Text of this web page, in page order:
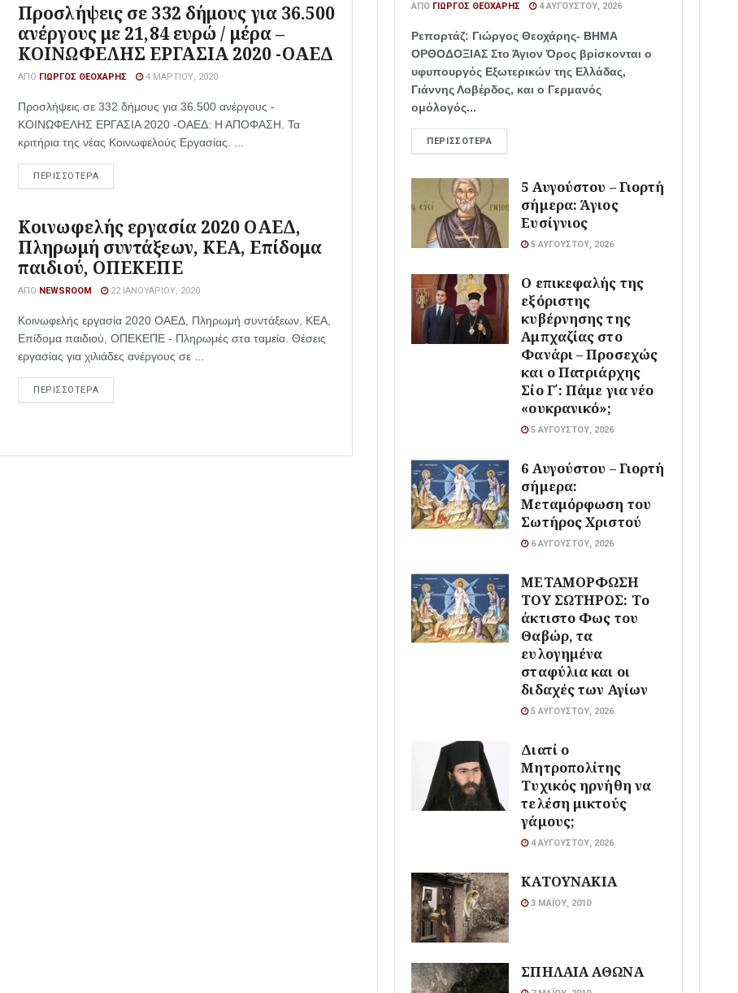
Προσλήψεις σε 332 δήμους για 36.500
ανέργους με 21,84 ευρώ / μέρα –
ΚΟΙΝΩΦΕΛΗΣ ΕΡΓΑΣΙΑ 2020 -ΟΑΕΔ
ΑΠΌ ΓΙΏΡΓΟΣ ΘΕΟΧΆΡΗΣ 4 ΜΑΡΤΊΟΥ, 2020
Προσλήψεις σε 332 δήμους για 36.500 ανέργους -
ΚΟΙΝΩΦΕΛΗΣ ΕΡΓΑΣΙΑ 2020 -ΟΑΕΔ: Η ΑΠΟΦΑΣΗ. Τα
κριτήρια της νέας Κοινωφελούς Εργασίας. ...
ΠΕΡΙΣΣΟΤΕΡΑ
Κοινωφελής εργασία 2020 ΟΑΕΔ,
Πληρωμή συντάξεων, ΚΕΑ, Επίδομα
παιδιού, ΟΠΕΚΕΠΕ
ΑΠΌ NEWSROOM 22 ΙΑΝΟΥΑΡΊΟΥ, 2020
Κοινωφελής εργασία 2020 ΟΑΕΔ, Πληρωμή συντάξεων, ΚΕΑ,
Επίδομα παιδιού, ΟΠΕΚΕΠΕ - Πληρωμές στα ταμεία. Θέσεις
εργασίας για χιλιάδες ανέργους σε ...
ΠΕΡΙΣΣΟΤΕΡΑ
ΑΠΌ ΓΙΏΡΓΟΣ ΘΕΟΧΆΡΗΣ 4 ΑΥΓΟΎΣΤΟΥ, 2026
Ρεπορτάζ: Γιώργος Θεοχάρης- ΒΗΜΑ
ΟΡΘΟΔΟΞΙΑΣ Στο Άγιον Όρος βρίσκονται ο
υφυπουργός Εξωτερικών της Ελλάδας,
Γιάννης Λοβέρδος, και ο Γερμανός
ομόλογός...
ΠΕΡΙΣΣΌΤΕΡΑ
5 Αυγούστου – Γιορτή
σήμερα: Άγιος
Ευσίγνιος
5 ΑΥΓΟΎΣΤΟΥ, 2026
Ο επικεφαλής της
εξόριστης
κυβέρνησης της
Αμπχαζίας στο
Φανάρι – Προσεχώς
και ο Πατριάρχης
Σίο Γ΄: Πάμε για νέο
«ουκρανικό»;
5 ΑΥΓΟΎΣΤΟΥ, 2026
6 Αυγούστου – Γιορτή
σήμερα:
Μεταμόρφωση του
Σωτήρος Χριστού
6 ΑΥΓΟΎΣΤΟΥ, 2026
ΜΕΤΑΜΟΡΦΩΣΗ
ΤΟΥ ΣΩΤΗΡΟΣ: Το
άκτιστο Φως του
Θαβώρ, τα
ευλογημένα
σταφύλια και οι
διδαχές των Αγίων
5 ΑΥΓΟΎΣΤΟΥ, 2026
Διατί ο
Μητροπολίτης
Τυχικός ηρνήθη να
τελέση μικτούς
γάμους;
4 ΑΥΓΟΎΣΤΟΥ, 2026
ΚΑΤΟΥΝΑΚΙΑ
3 ΜΑΪ́ΟΥ, 2010
ΣΠΗΛΑΙΑ ΑΘΩΝΑ